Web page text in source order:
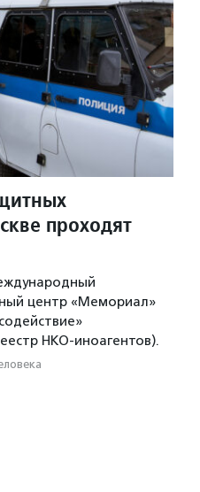
проходят
центр «Мемориал»
НКО-иноагентов).